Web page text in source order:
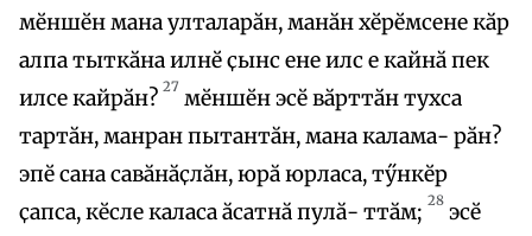
мӗншӗн мана улталарӑн, манӑн хӗрӗмсене кӑр
алпа тыткӑна илнӗ ҫынс ене илс е кайнӑ пек
илсе кайрӑн? 27 мӗншӗн эсӗ вӑрттӑн тухса
тартӑн, манран пытантӑн, мана калама- рӑн?
эпӗ сана савӑнӑҫлӑн, юрӑ юрласа, тӳнкӗр
ҫапса, кӗсле каласа ӑсатнӑ пулӑ- ттӑм; 28 эсӗ